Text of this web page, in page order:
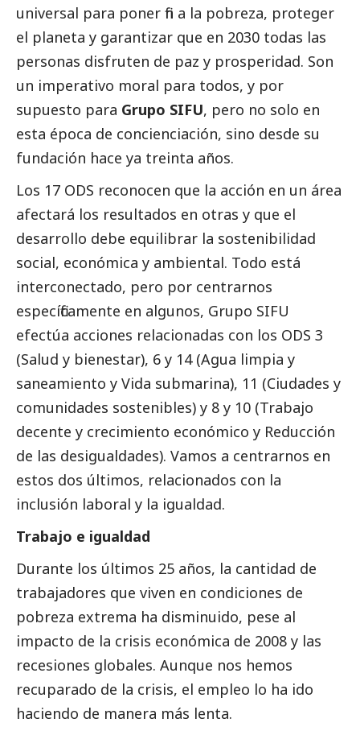
universal para poner fin a la pobreza, proteger
el planeta y garantizar que en 2030 todas las
personas disfruten de paz y prosperidad. Son
un imperativo moral para todos, y por
supuesto para Grupo SIFU, pero no solo en
esta época de concienciación, sino desde su
fundación hace ya treinta años.
Los 17 ODS reconocen que la acción en un área
afectará los resultados en otras y que el
desarrollo debe equilibrar la sostenibilidad
social, económica y ambiental. Todo está
interconectado, pero por centrarnos
específicamente en algunos, Grupo SIFU
efectúa acciones relacionadas con los ODS 3
(Salud y bienestar), 6 y 14 (Agua limpia y
saneamiento y Vida submarina), 11 (Ciudades y
comunidades sostenibles) y 8 y 10 (Trabajo
decente y crecimiento económico y Reducción
de las desigualdades). Vamos a centrarnos en
estos dos últimos, relacionados con la
inclusión laboral y la igualdad.
Trabajo e igualdad
Durante los últimos 25 años, la cantidad de
trabajadores que viven en condiciones de
pobreza extrema ha disminuido, pese al
impacto de la crisis económica de 2008 y las
recesiones globales. Aunque nos hemos
recuparado de la crisis, el empleo lo ha ido
haciendo de manera más lenta.